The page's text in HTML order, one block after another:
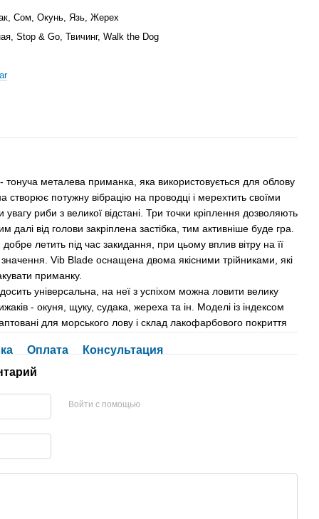
Сом, Окунь, Язь, Жерех
Stop & Go, Твичинг, Walk the Dog
металева приманка, яка використовується для облову
потужну вібрацію на проводці і мерехтить своїми
риби з великої відстані. Три точки кріплення дозволяють
далі від голови закріплена застібка, тим активніше буде гра.
летить під час закидання, при цьому вплив вітру на її
значення. Vib Blade оснащена двома якісними трійниками, які
приманку.
універсальна, на неї з успіхом можна ловити велику
- окуня, щуку, судака, жереха та ін. Моделі із індексом
для морського лову і склад лакофарбового покриття
Оплата
Консультация
Войти с помощью